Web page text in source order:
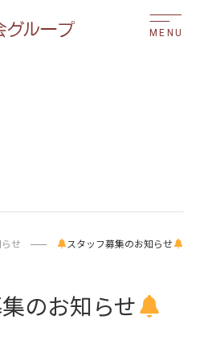
MENU
せ スタッフ募集のお知らせ
のお知らせ